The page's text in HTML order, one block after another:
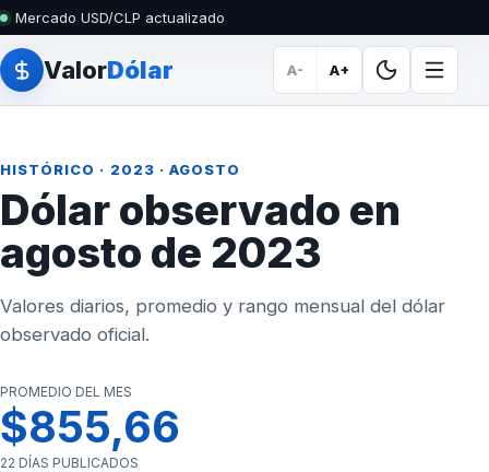
Mercado USD/CLP actualizado
ValorDólar A- A+
HISTÓRICO · 2023 · AGOSTO
Dólar observado en
agosto de 2023
Valores diarios, promedio y rango mensual del dólar
observado oficial.
PROMEDIO DEL MES
$855,66
22 DÍAS PUBLICADOS